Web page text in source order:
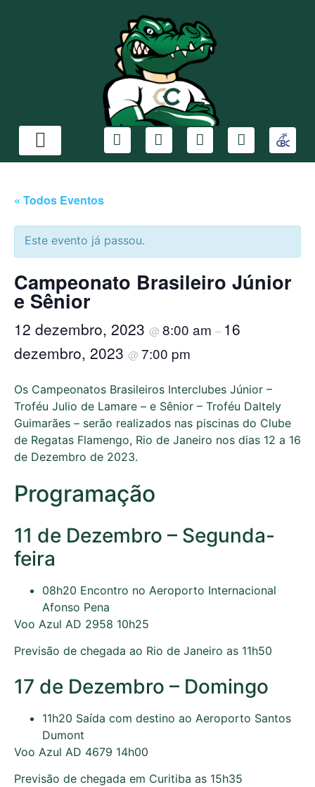
« Todos Eventos
Este evento já passou.
Campeonato Brasileiro Júnior
e Sênior
12 dezembro, 2023 @ 8:00 am – 16
dezembro, 2023 @ 7:00 pm
Os Campeonatos Brasileiros Interclubes Júnior –
Troféu Julio de Lamare – e Sênior – Troféu Daltely
Guimarães – serão realizados nas piscinas do Clube
de Regatas Flamengo, Rio de Janeiro nos dias 12 a 16
de Dezembro de 2023.
Programação
11 de Dezembro – Segunda-
feira
08h20 Encontro no Aeroporto Internacional
Afonso Pena
Voo Azul AD 2958 10h25
Previsão de chegada ao Rio de Janeiro as 11h50
17 de Dezembro – Domingo
11h20 Saída com destino ao Aeroporto Santos
Dumont
Voo Azul AD 4679 14h00
Previsão de chegada em Curitiba as 15h35